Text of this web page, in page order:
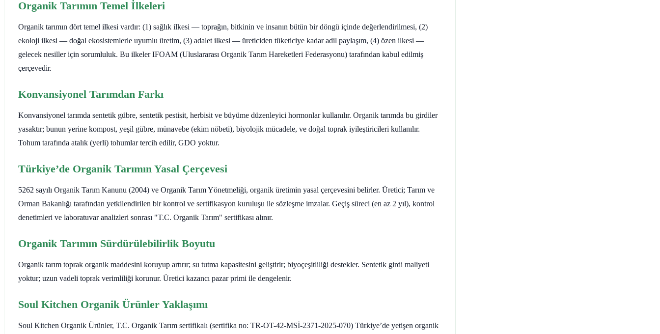
Organik Tarımın Temel İlkeleri
Organik tarımın dört temel ilkesi vardır: (1) sağlık ilkesi — toprağın, bitkinin ve insanın bütün bir döngü içinde değerlendirilmesi, (2)
ekoloji ilkesi — doğal ekosistemlerle uyumlu üretim, (3) adalet ilkesi — üreticiden tüketiciye kadar adil paylaşım, (4) özen ilkesi —
gelecek nesiller için sorumluluk. Bu ilkeler IFOAM (Uluslararası Organik Tarım Hareketleri Federasyonu) tarafından kabul edilmiş
çerçevedir.
Konvansiyonel Tarımdan Farkı
Konvansiyonel tarımda sentetik gübre, sentetik pestisit, herbisit ve büyüme düzenleyici hormonlar kullanılır. Organik tarımda bu girdiler
yasaktır; bunun yerine kompost, yeşil gübre, münavebe (ekim nöbeti), biyolojik mücadele, ve doğal toprak iyileştiricileri kullanılır.
Tohum tarafında atalık (yerli) tohumlar tercih edilir, GDO yoktur.
Türkiye’de Organik Tarımın Yasal Çerçevesi
5262 sayılı Organik Tarım Kanunu (2004) ve Organik Tarım Yönetmeliği, organik üretimin yasal çerçevesini belirler. Üretici; Tarım ve
Orman Bakanlığı tarafından yetkilendirilen bir kontrol ve sertifikasyon kuruluşu ile sözleşme imzalar. Geçiş süreci (en az 2 yıl), kontrol
denetimleri ve laboratuvar analizleri sonrası "T.C. Organik Tarım" sertifikası alınır.
Organik Tarımın Sürdürülebilirlik Boyutu
Organik tarım toprak organik maddesini koruyup artırır; su tutma kapasitesini geliştirir; biyoçeşitliliği destekler. Sentetik girdi maliyeti
yoktur; uzun vadeli toprak verimliliği korunur. Üretici kazancı pazar primi ile dengelenir.
Soul Kitchen Organik Ürünler Yaklaşımı
Soul Kitchen Organik Ürünler, T.C. Organik Tarım sertifikalı (sertifika no: TR-OT-42-MSİ-2371-2025-070) Türkiye’de yetişen organik